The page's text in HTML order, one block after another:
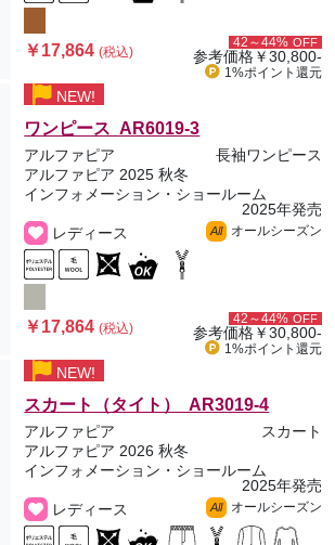
￥17,864(税込)
42～44% OFF
参考価格￥30,800-
1%ポイント 還元
NEW!
ワンピース AR6019-3
アルファピア
長袖ワンピース
アルファピア 2025 秋冬
インフォメーション・ショールーム
2025年発売
レディース
All オールシーズン
￥17,864(税込)
42～44% OFF
参考価格￥30,800-
1%ポイント 還元
NEW!
スカート（タイト） AR3019-4
アルファピア
スカート
アルファピア 2026 秋冬
インフォメーション・ショールーム
2025年発売
レディース
All オールシーズン